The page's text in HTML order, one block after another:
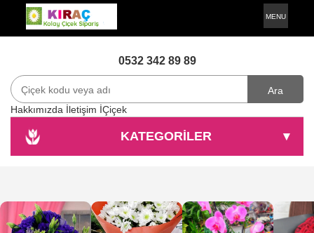
MENU
0532 342 89 89
Ara
Hakkımızda İletişim İÇiçek
KATEGORİLER ▾